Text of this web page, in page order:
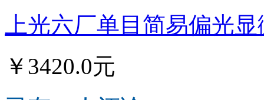
上光六厂单目简易偏光
￥3420.0元